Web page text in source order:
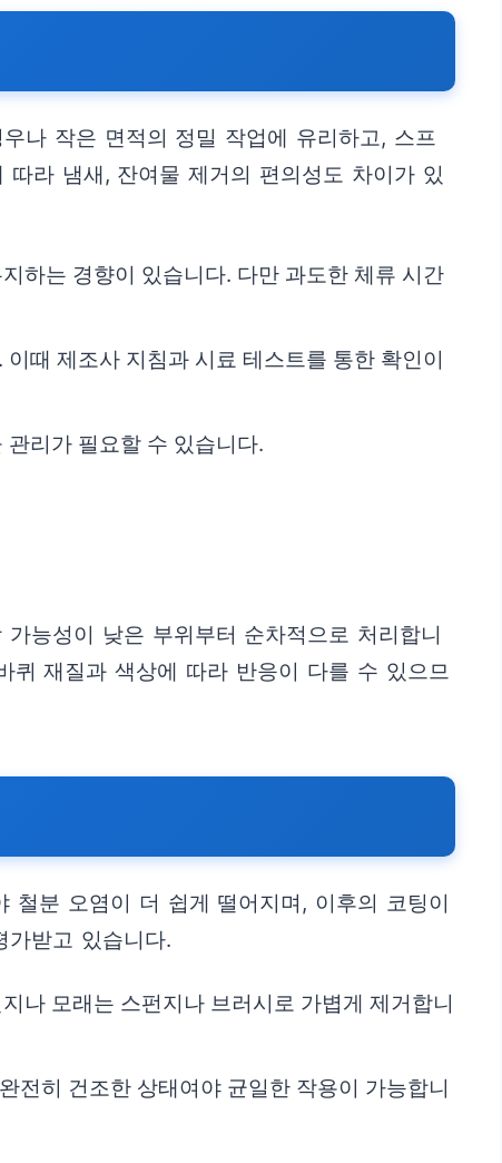
나 작은 면적의 정밀 작업에 유리하고, 스프
라 냄새, 잔여물 제거의 편의성도 차이가 있
하는 경향이 있습니다. 다만 과도한 체류 시간
때 제조사 지침과 시료 테스트를 통한 확인이
리가 필요할 수 있습니다.
능성이 낮은 부위부터 순차적으로 처리합니
퀴 재질과 색상에 따라 반응이 다를 수 있으므
철분 오염이 더 쉽게 떨어지며, 이후의 코팅이
받고 있습니다.
나 모래는 스펀지나 브러시로 가볍게 제거합니
전히 건조한 상태여야 균일한 작용이 가능합니